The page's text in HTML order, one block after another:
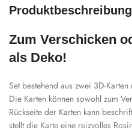
Produktbeschreibung
Zum Verschicken
als Deko!
Set bestehend aus zwei 3D-
Die Karten können sowohl zum
Rückseite der Karten kann
stellt die Karte eine reizvolles